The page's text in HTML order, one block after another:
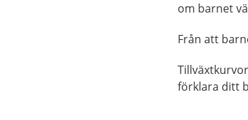
om barnet
Från att
förklara ditt